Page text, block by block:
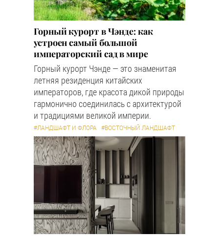
Горный курорт в Чэнде: как
устроен самый большой
императорский сад в мире
Горный курорт Чэнде — это знаменитая
летняя резиденция китайских
императоров, где красота дикой природы
гармонично соединилась с архитектурой
и традициями великой империи.
#ЛАНДШАФТ И ФЛОРА #ВОСТОЧНЫЙ ЛАНДШАФТ